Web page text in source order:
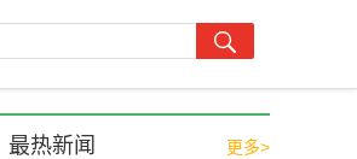
最热新闻 更多>